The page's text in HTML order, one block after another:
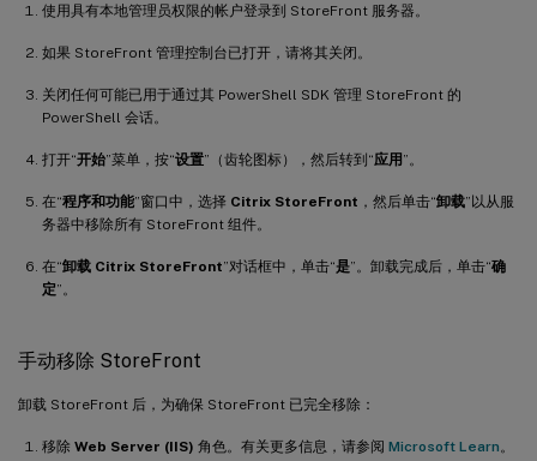
使用具有本地管理员权限的帐户登录到 StoreFront 服务器。
如果 StoreFront 管理控制台已打开，请将其关闭。
关闭任何可能已用于通过其 PowerShell SDK 管理 StoreFront 的
PowerShell 会话。
打开“开始”菜单，按“设置”（齿轮图标），然后转到“应用”。
在“程序和功能”窗口中，选择 Citrix StoreFront ，然后单击“卸载”以从服
务器中移除所有 StoreFront 组件。
在“卸载 Citrix StoreFront”对话框中，单击“是”。卸载完成后，单击“确
定”。
手动移除 StoreFront
卸载 StoreFront 后，为确保 StoreFront 已完全移除：
移除 Web Server (IIS) 角色。有关更多信息，请参阅 Microsoft Learn 。